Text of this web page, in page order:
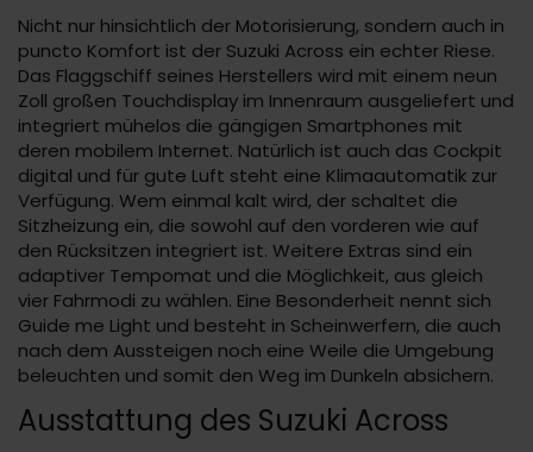
Nicht nur hinsichtlich der Motorisierung, sondern auch in
puncto Komfort ist der Suzuki Across ein echter Riese.
Das Flaggschiff seines Herstellers wird mit einem neun
Zoll großen Touchdisplay im Innenraum ausgeliefert und
integriert mühelos die gängigen Smartphones mit
deren mobilem Internet. Natürlich ist auch das Cockpit
digital und für gute Luft steht eine Klimaautomatik zur
Verfügung. Wem einmal kalt wird, der schaltet die
Sitzheizung ein, die sowohl auf den vorderen wie auf
den Rücksitzen integriert ist. Weitere Extras sind ein
adaptiver Tempomat und die Möglichkeit, aus gleich
vier Fahrmodi zu wählen. Eine Besonderheit nennt sich
Guide me Light und besteht in Scheinwerfern, die auch
nach dem Aussteigen noch eine Weile die Umgebung
beleuchten und somit den Weg im Dunkeln absichern.
Ausstattung des Suzuki Across